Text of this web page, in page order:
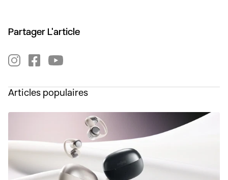
Partager L'article
Articles populaires